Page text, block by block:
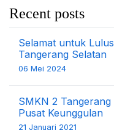
Recent posts
Selamat untuk
Tangerang Selatan
06 Mei 2024
SMKN 2
Pusat Keunggulan
21 Januari 2021